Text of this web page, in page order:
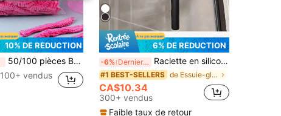
10% DE RÉDUCTION
50/100 pièces Bonnets de douche jetables, bonnets de douche en plastique transparent, bonnets de douche imperméables pour dames, accessoires essentiels pour l'hôtel et les voyages, produits de revitalisation et de nettoyage en profondeur, décoration de salle de bain à la maison, décoration d'automne, rentrée scolaire
100+ vendus
6% DE RÉDUCTION
-6% Derniers 3 jours Raclette en silicone portative avec crochet, raclette pour fenêtres en verre, raclette de douche, outil de nettoyage de la maison pour l'élimination de l'eau pour les portes de douche, les salles de bain, les fenêtres et les vitres de voiture
#1 BEST-SELLERS de Essuie-glace de douche
CA$10.34
300+ vendus
Faible taux de retour